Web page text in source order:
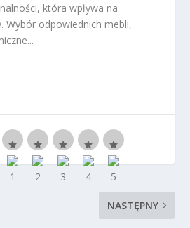
która wpływa na
Wybór odpowiednich mebli,
NASTĘPNY